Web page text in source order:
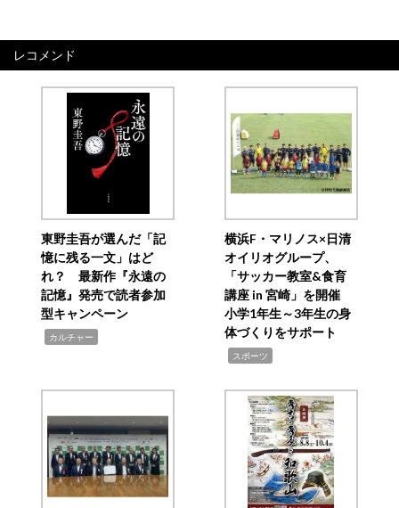
レコメンド
東野圭吾が選んだ「記
憶に残る一文」はど
れ？ 最新作『永遠の
記憶』発売で読者参加
型キャンペーン
カルチャー
横浜F・マリノス×日清
オイリオグループ、
「サッカー教室&食育
講座 in 宮崎」を開催
小学1年生～3年生の身
体づくりをサポート
スポーツ